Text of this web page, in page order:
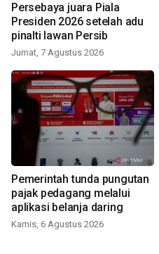
Persebaya juara Piala
Presiden 2026 setelah adu
pinalti lawan Persib
Jumat, 7 Agustus 2026
Pemerintah tunda pungutan
pajak pedagang melalui
aplikasi belanja daring
Kamis, 6 Agustus 2026